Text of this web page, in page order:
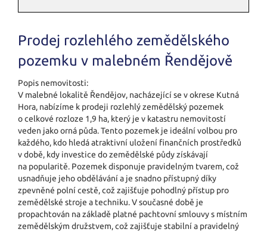
Prodej rozlehlého zemědělského
pozemku v malebném Řendějově
Popis nemovitosti:
V malebné lokalitě Řendějov, nacházející se v okrese Kutná
Hora, nabízíme k prodeji rozlehlý zemědělský pozemek
o celkové rozloze 1,9 ha, který je v katastru nemovitostí
veden jako orná půda. Tento pozemek je ideální volbou pro
každého, kdo hledá atraktivní uložení finančních prostředků
v době, kdy investice do zemědělské půdy získávají
na popularitě. Pozemek disponuje pravidelným tvarem, což
usnadňuje jeho obdělávání a je snadno přístupný díky
zpevněné polní cestě, což zajišťuje pohodlný přístup pro
zemědělské stroje a techniku. V současné době je
propachtován na základě platné pachtovní smlouvy s místním
zemědělským družstvem, což zajišťuje stabilní a pravidelný